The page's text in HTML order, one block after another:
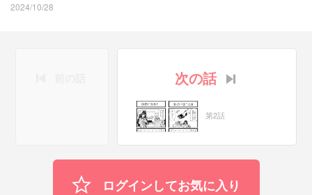
2024/10/28
次の話
第2話
ログインしてお気に入り